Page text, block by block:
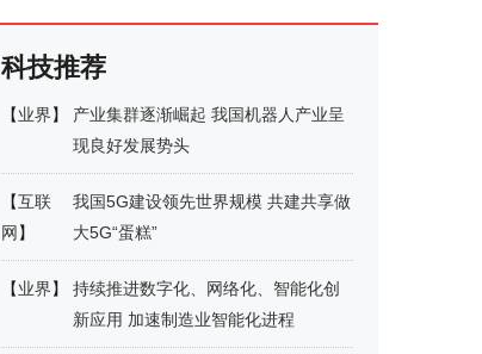
科技推荐
【业界】
产业集群逐渐崛起 我国机器人产业呈
现良好发展势头
【互联
网 】
我国5G建设领先世界规模 共建共享做
大5G“蛋糕”
【业界】
持续推进数字化、网络化、智能化创
新应用 加速制造业智能化进程